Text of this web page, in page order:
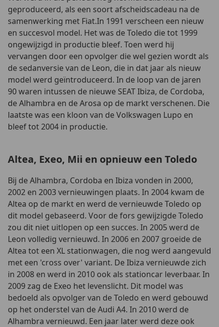
geproduceerd, als een soort afscheidscadeau na de
samenwerking met Fiat.In 1991 verscheen een nieuw
en succesvol model. Het was de Toledo die tot 1999
ongewijzigd in productie bleef. Toen werd hij
vervangen door een opvolger die wel gezien wordt als
de sedanversie van de Leon, die in dat jaar als nieuw
model werd geïntroduceerd. In de loop van de jaren
90 waren intussen de nieuwe SEAT Ibiza, de Cordoba,
de Alhambra en de Arosa op de markt verschenen. Die
laatste was een kloon van de Volkswagen Lupo en
bleef tot 2004 in productie.
Altea, Exeo, Mii en opnieuw een Toledo
Bij de Alhambra, Cordoba en Ibiza vonden in 2000,
2002 en 2003 vernieuwingen plaats. In 2004 kwam de
Altea op de markt en werd de vernieuwde Toledo op
dit model gebaseerd. Voor de fors gewijzigde Toledo
zou dit niet uitlopen op een succes. In 2005 werd de
Leon volledig vernieuwd. In 2006 en 2007 groeide de
Altea tot een XL stationwagen, die nog werd aangevuld
met een 'cross over' variant. De Ibiza vernieuwde zich
in 2008 en werd in 2010 ook als stationcar leverbaar. In
2009 zag de Exeo het levenslicht. Dit model was
bedoeld als opvolger van de Toledo en werd gebouwd
op het onderstel van de Audi A4. In 2010 werd de
Alhambra vernieuwd. Een jaar later werd deze ook